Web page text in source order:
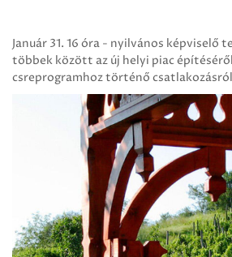
Január 31. 16 óra - nyilvános képviselő
többek között az új helyi piac
csreprogramhoz történő csatlakozásról